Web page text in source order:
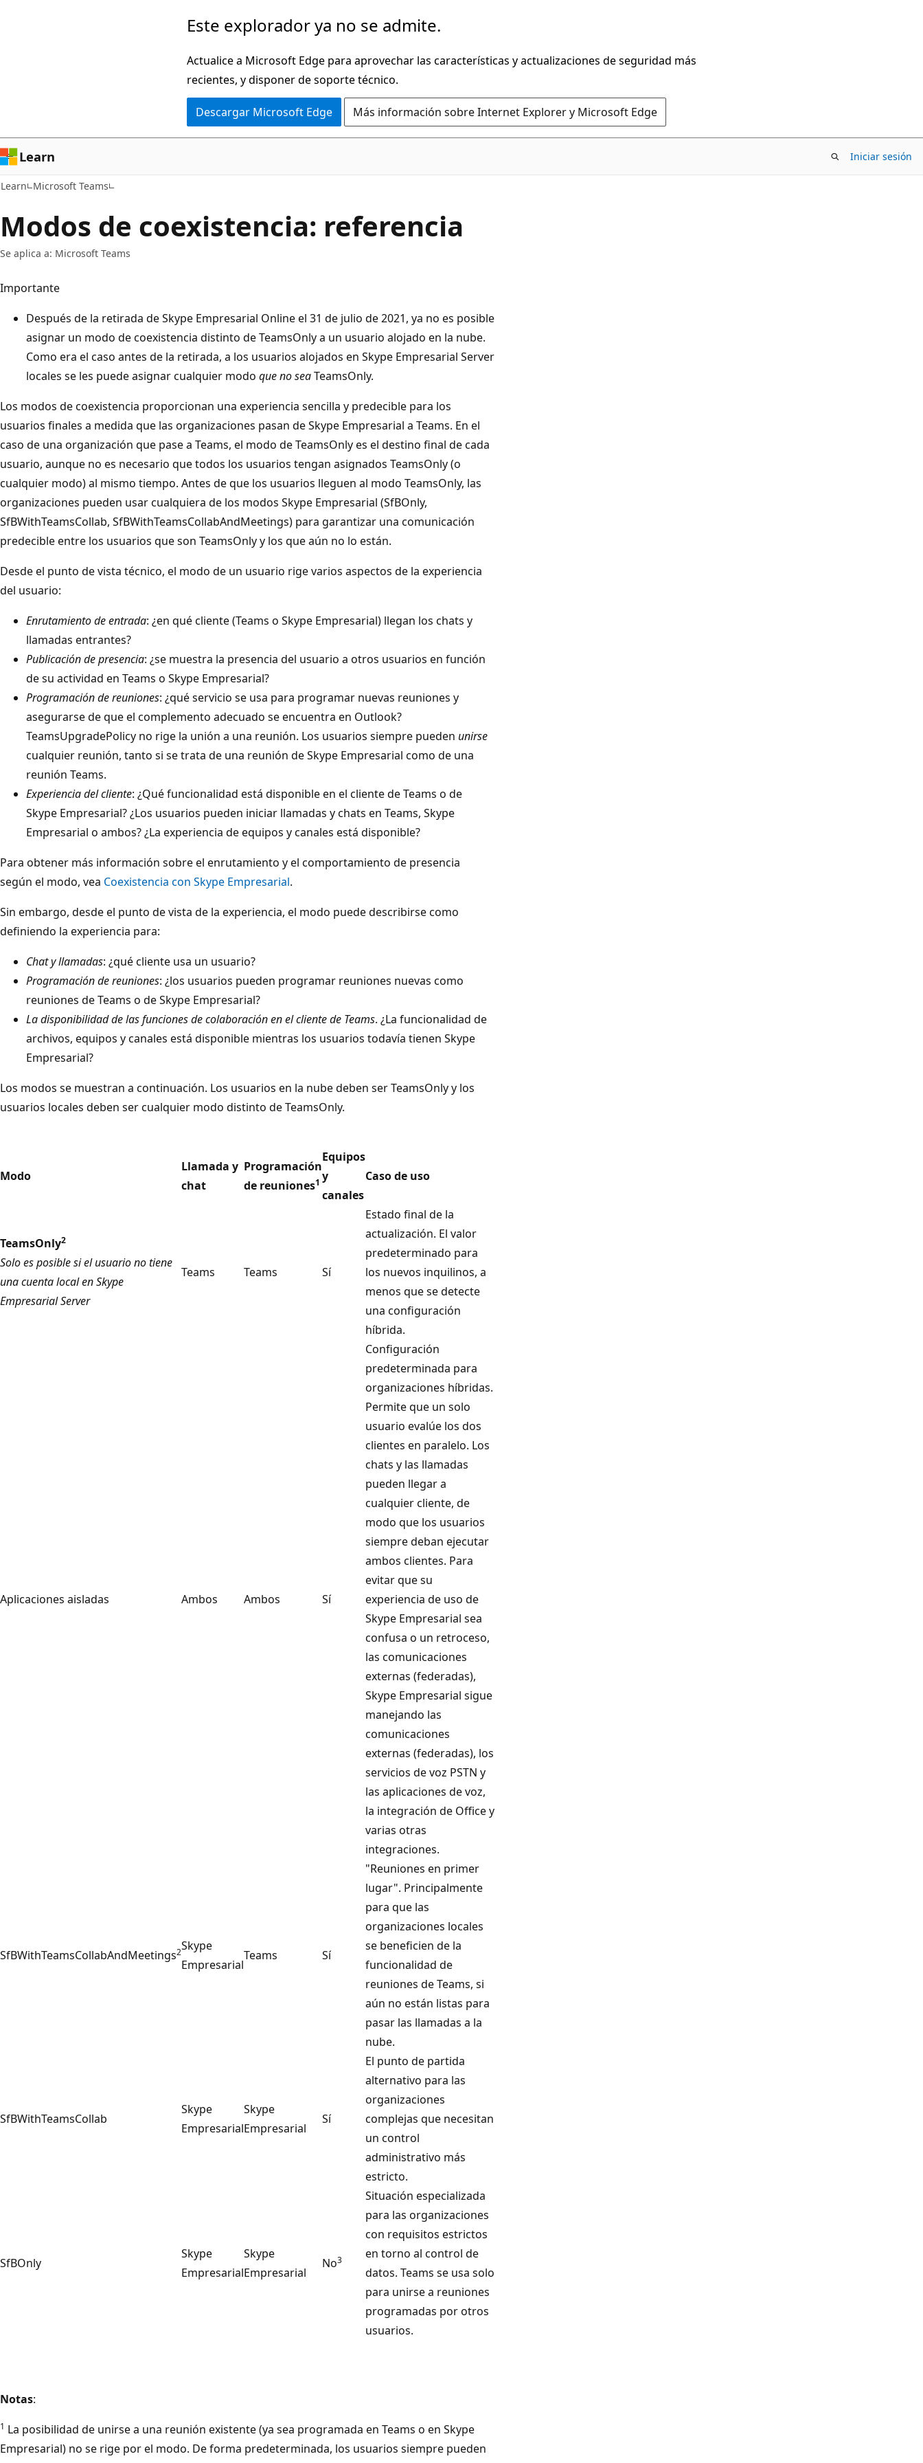
Este explorador ya no se admite.
Actualice a Microsoft Edge para aprovechar las características y actualizaciones de seguridad más
recientes, y disponer de soporte técnico.
Descargar Microsoft Edge Más información sobre Internet Explorer y Microsoft Edge
Learn Iniciar sesión
Learn Microsoft Teams
Modos de coexistencia: referencia
Se aplica a: Microsoft Teams
Importante
Después de la retirada de Skype Empresarial Online el 31 de julio de 2021, ya no es posible
asignar un modo de coexistencia distinto de TeamsOnly a un usuario alojado en la nube.
Como era el caso antes de la retirada, a los usuarios alojados en Skype Empresarial Server
locales se les puede asignar cualquier modo que no seaTeamsOnly.
Los modos de coexistencia proporcionan una experiencia sencilla y predecible para los
usuarios finales a medida que las organizaciones pasan de Skype Empresarial a Teams. En el
caso de una organización que pase a Teams, el modo de TeamsOnly es el destino final de cada
usuario, aunque no es necesario que todos los usuarios tengan asignados TeamsOnly (o
cualquier modo) al mismo tiempo. Antes de que los usuarios lleguen al modo TeamsOnly, las
organizaciones pueden usar cualquiera de los modos Skype Empresarial (SfBOnly,
SfBWithTeamsCollab, SfBWithTeamsCollabAndMeetings) para garantizar una comunicación
predecible entre los usuarios que son TeamsOnly y los que aún no lo están.
Desde el punto de vista técnico, el modo de un usuario rige varios aspectos de la experiencia
del usuario:
Enrutamiento de entrada: ¿en qué cliente (Teams o Skype Empresarial) llegan los chats y
llamadas entrantes?
Publicación de presencia: ¿se muestra la presencia del usuario a otros usuarios en función
de su actividad en Teams o Skype Empresarial?
Programación de reuniones: ¿qué servicio se usa para programar nuevas reuniones y
asegurarse de que el complemento adecuado se encuentra en Outlook?
TeamsUpgradePolicy no rige la unión a una reunión. Los usuarios siempre pueden unirse
cualquier reunión, tanto si se trata de una reunión de Skype Empresarial como de una
reunión Teams.
Experiencia del cliente: ¿Qué funcionalidad está disponible en el cliente de Teams o de
Skype Empresarial? ¿Los usuarios pueden iniciar llamadas y chats en Teams, Skype
Empresarial o ambos? ¿La experiencia de equipos y canales está disponible?
Para obtener más información sobre el enrutamiento y el comportamiento de presencia
según el modo, vea Coexistencia con Skype Empresarial.
Sin embargo, desde el punto de vista de la experiencia, el modo puede describirse como
definiendo la experiencia para:
Chat y llamadas: ¿qué cliente usa un usuario?
Programación de reuniones: ¿los usuarios pueden programar reuniones nuevas como
reuniones de Teams o de Skype Empresarial?
La disponibilidad de las funciones de colaboración en el cliente de Teams. ¿La funcionalidad de
archivos, equipos y canales está disponible mientras los usuarios todavía tienen Skype
Empresarial?
Los modos se muestran a continuación. Los usuarios en la nube deben ser TeamsOnly y los
usuarios locales deben ser cualquier modo distinto de TeamsOnly.
Modo
Llamada y
chat
Programación
de reuniones1
Equipos
y
canales
Caso de uso
TeamsOnly2
Solo es posible si el usuario no tiene
una cuenta local en Skype
Empresarial Server
Teams Teams Sí
Estado final de la
actualización. El valor
predeterminado para
los nuevos inquilinos, a
menos que se detecte
una configuración
híbrida.
Aplicaciones aisladas Ambos Ambos Sí
Configuración
predeterminada para
organizaciones híbridas.
Permite que un solo
usuario evalúe los dos
clientes en paralelo. Los
chats y las llamadas
pueden llegar a
cualquier cliente, de
modo que los usuarios
siempre deban ejecutar
ambos clientes. Para
evitar que su
experiencia de uso de
Skype Empresarial sea
confusa o un retroceso,
las comunicaciones
externas (federadas),
Skype Empresarial sigue
manejando las
comunicaciones
externas (federadas), los
servicios de voz PSTN y
las aplicaciones de voz,
la integración de Office y
varias otras
integraciones.
SfBWithTeamsCollabAndMeetings2Skype
Empresarial
Teams Sí
"Reuniones en primer
lugar". Principalmente
para que las
organizaciones locales
se beneficien de la
funcionalidad de
reuniones de Teams, si
aún no están listas para
pasar las llamadas a la
nube.
SfBWithTeamsCollab
Skype
Empresarial
Skype
Empresarial
Sí
El punto de partida
alternativo para las
organizaciones
complejas que necesitan
un control
administrativo más
estricto.
SfBOnly
Skype
Empresarial
Skype
Empresarial
No3
Situación especializada
para las organizaciones
con requisitos estrictos
en torno al control de
datos. Teams se usa solo
para unirse a reuniones
programadas por otros
usuarios.
Notas:
1 La posibilidad de unirse a una reunión existente (ya sea programada en Teams o en Skype
Empresarial) no se rige por el modo. De forma predeterminada, los usuarios siempre pueden